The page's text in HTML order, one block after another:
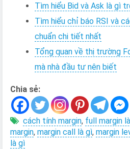
Tìm hiểu Bid và Ask là gì
Tìm hiểu chỉ báo RSI và
chuẩn chi tiết nhất
Tổng quan về thị trường
mà nhà đầu tư nên biết
Chia sẻ:
cách tính margin, full margin
margin, margin call là gì, margin
là gì